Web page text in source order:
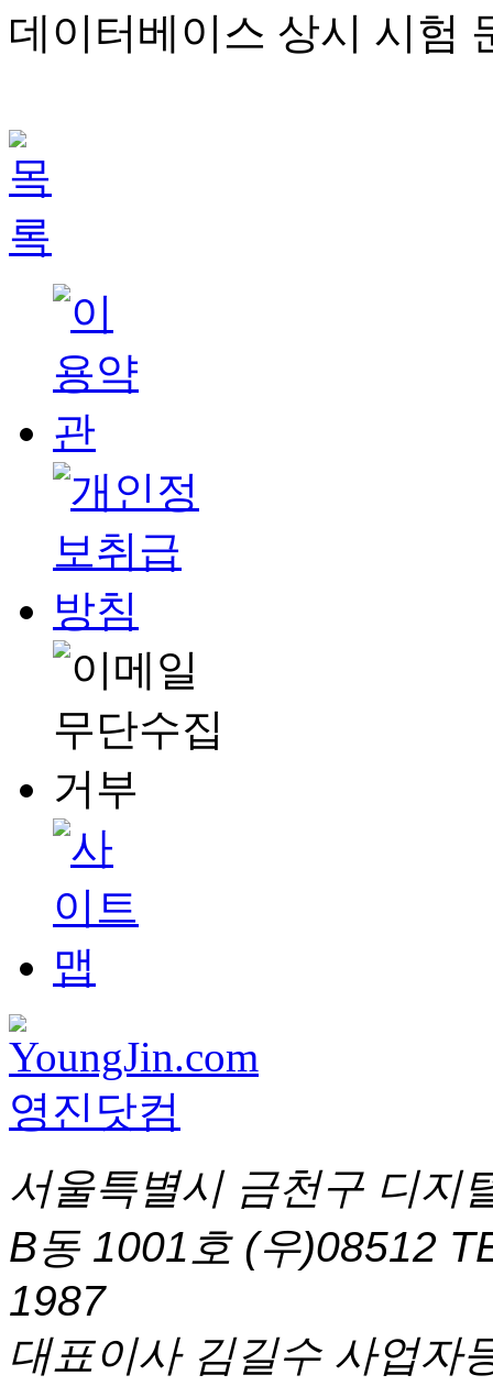
데이터베이스 상시 시험
서울특별시 금천구 디지
B동 1001호 (우)08512
1987
대표이사 김길수 사업자